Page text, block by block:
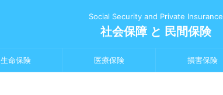
Social Security and Private Insurance
社会保障 と 民間保険
生命保険 医療保険 損害保険